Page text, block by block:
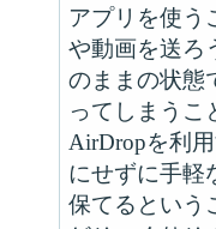
アプリを使う
や動画を送ろ
のままの状態
ってしまうこ
AirDropを利
にせずに手軽
保てるという